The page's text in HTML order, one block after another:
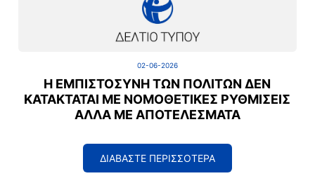
02-06-2026
Η ΕΜΠΙΣΤΟΣΎΝΗ ΤΩΝ ΠΟΛΙΤΏΝ ΔΕΝ
ΚΑΤΑΚΤΆΤΑΙ ΜΕ ΝΟΜΟΘΕΤΙΚΈΣ ΡΥΘΜΊΣΕΙΣ
ΑΛΛΆ ΜΕ ΑΠΟΤΕΛΈΣΜΑΤΑ
ΔΙΑΒΑΣΤΕ ΠΕΡΙΣΣΟΤΕΡΑ